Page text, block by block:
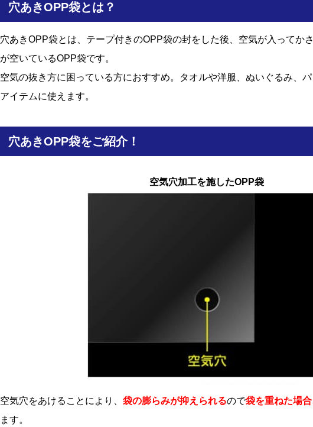
穴あきOPP袋とは？
穴あきOPP袋とは、テープ付きのOPP袋の封をした後、空気が入ってか
が空いているOPP袋です。
空気の抜き方に困っている方におすすめ。タオルや洋服、ぬいぐるみ、
アイテムに使えます。
穴あきOPP袋をご紹介！
空気穴加工を施したOPP袋
空気穴をあけることにより、 袋の膨らみが抑えられるので袋を重ねた場
ます。